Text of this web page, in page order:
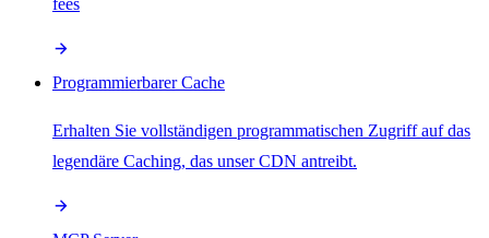
fees
Programmierbarer Cache
Erhalten Sie vollständigen programmatischen Zugriff auf das
legendäre Caching, das unser CDN antreibt.